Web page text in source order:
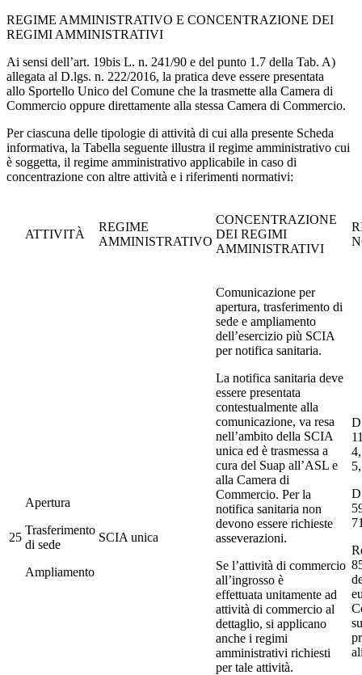
REGIME AMMINISTRATIVO E CONCENTRAZIONE DEI
REGIMI AMMINISTRATIVI
Ai sensi dell’art. 19bis L. n. 241/90 e del punto 1.7 della Tab. A)
allegata al D.lgs. n. 222/2016, la pratica deve essere presentata
allo Sportello Unico del Comune che la trasmette alla Camera di
Commercio oppure direttamente alla stessa Camera di Commercio.
Per ciascuna delle tipologie di attività di cui alla presente Scheda
informativa, la Tabella seguente illustra il regime amministrativo cui
è soggetta, il regime amministrativo applicabile in caso di
concentrazione con altre attività e i riferimenti normativi:
ATTIVITÀ
REGIME
AMMINISTRATIVO
CONCENTRAZIONE
DEI REGIMI
AMMINISTRATIVI
25
Apertura
Trasferimento
di sede
Ampliamento
SCIA unica
Comunicazione per
apertura, trasferimento di
sede e ampliamento
dell’esercizio più SCIA
per notifica sanitaria.
La notifica sanitaria deve
essere presentata
contestualmente alla
comunicazione, va resa
nell’ambito della SCIA
unica ed è trasmessa a
cura del Suap all’ASL e
alla Camera di
Commercio. Per la
notifica sanitaria non
devono essere richieste
asseverazioni.
Se l’attività di commercio
all’ingrosso è
effettuata unitamente ad
attività di commercio al
dettaglio, si applicano
anche i regimi
amministrativi richiesti
per tale attività.